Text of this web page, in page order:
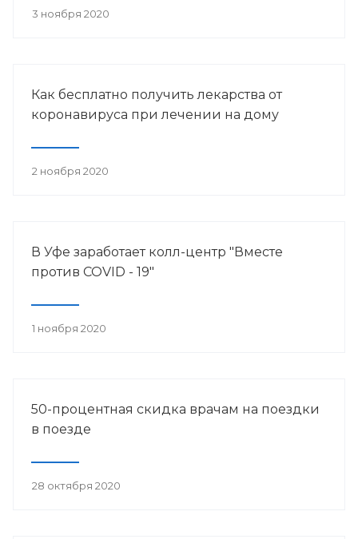
3 ноября 2020
Как бесплатно получить лекарства от
коронавируса при лечении на дому
2 ноября 2020
В Уфе заработает колл-центр "Вместе
против COVID - 19"
1 ноября 2020
50-процентная скидка врачам на поездки
в поезде
28 октября 2020